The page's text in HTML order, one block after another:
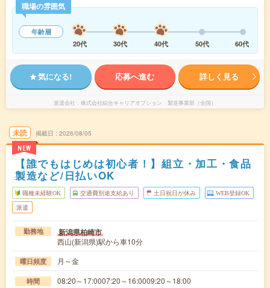
職場の雰囲気
年齢層
20代
30代 40代 50代 60代
気になる! 応募へ進む 詳しく見る
派遣会社 株式会社綜合キャリアオプション 製造事業部（全国）
未読
NEW
掲載日 2026/08/05
【誰でもはじめは初心者！】組立・加工・食品
製造など/日払いOK
職種未経験OK 交通費別途支給あり 土日祝日が休み WEB登録OK
派遣
勤務地 新潟県柏崎市
西山(新潟県)駅から車10分
曜日頻度 月～金
時間 08:20～17:0007:20～16:0009:20～18:00